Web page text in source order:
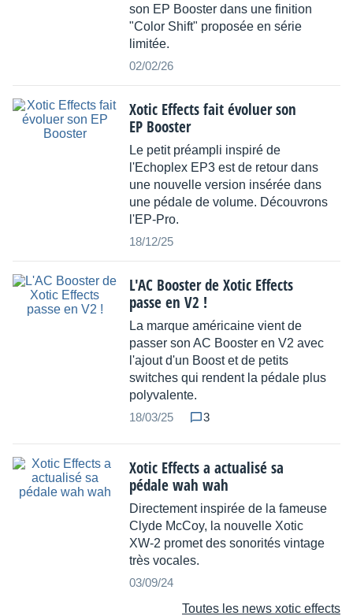
son EP Booster dans une finition
"Color Shift" proposée en série
limitée.
02/02/26
Xotic Effects fait évoluer son
EP Booster
Le petit préampli inspiré de
l'Echoplex EP3 est de retour dans
une nouvelle version insérée dans
une pédale de volume. Découvrons
l'EP-Pro.
18/12/25
L'AC Booster de Xotic Effects
passe en V2 !
La marque américaine vient de
passer son AC Booster en V2 avec
l'ajout d'un Boost et de petits
switches qui rendent la pédale plus
polyvalente.
18/03/25
3
Xotic Effects a actualisé sa
pédale wah wah
Directement inspirée de la fameuse
Clyde McCoy, la nouvelle Xotic
XW-2 promet des sonorités vintage
très vocales.
03/09/24
Toutes les news xotic effects